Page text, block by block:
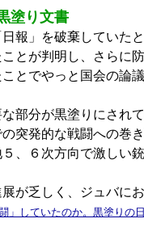
塗り文書
報」を破棄していた
ことが判明し、さら
とでやっと国会の論
部分が黒塗りにされ
突発的な戦闘への巻
、６次方向で激しい
が乏しく、ジュバに
」していたのか。黒塗りの